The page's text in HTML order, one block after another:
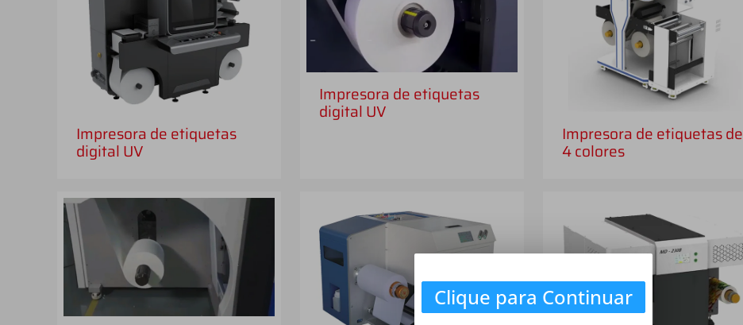
Impresora de etiquetas
digital UV
Impresora de etiquetas
digital UV
Impresora de etiquetas de
4 colores
Clique para Continuar